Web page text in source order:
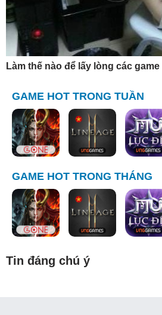
Làm thế nào để lấy lòng các
GAME HOT TRONG TUẦN
GAME HOT TRONG THÁNG
Tin đáng chú ý